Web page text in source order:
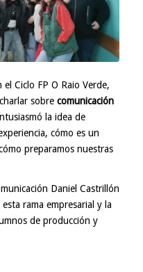
Ciclo FP O Raio Verde,
sobre comunicación
la idea de
cómo es un
preparamos nuestras
Daniel Castrillón
rama empresarial y la
de producción y